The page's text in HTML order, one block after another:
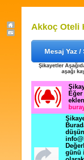
Akkoç Oteli
Mesaj Yaz /
Şikayetler
aşağı
günü